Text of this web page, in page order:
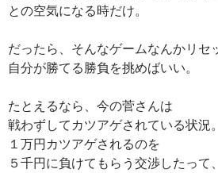
との空気になる時だけ。
だったら、そんなゲームなんかリセ
自分が勝てる勝負を挑めばいい。
たとえるなら、今の菅さんは
戦わずしてカツアゲされている状況。
１万円カツアゲされるのを
５千円に負けてもらう交渉したって、